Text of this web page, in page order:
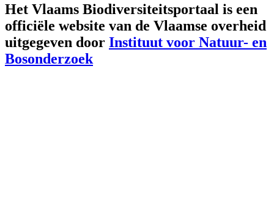
Het Vlaams Biodiversiteitsportaal is een
officiële website van de Vlaamse overheid
uitgegeven door Instituut voor Natuur- en
Bosonderzoek